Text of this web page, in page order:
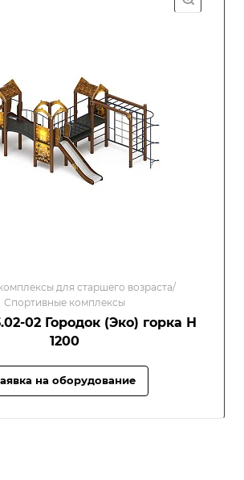
для старшего возраста/
Спортивные комплексы
02 Городок (Эко) горка Н
1200
на оборудование